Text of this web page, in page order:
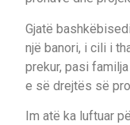
Gjatë
një banori, i cili i
prekur, pasi
e së drejtës së
Im atë ka luftuar